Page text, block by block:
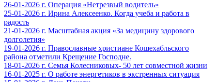
26-01-2026 г. Операция «Нетрезвый водитель»
25-01-2026 г. Ирина Алексеенко. Когда учеба и работа в
радость
21-01-2026 г. Масштабная акция «За медицину здорового
долголетия»
19-01-2026 г. Православные христиане Кошехабльского
района отметили Крещение Господне.
18-01-2026 г. Семья Колесниковых- 50 лет совместной жизни
16-01-2025 г. О работе энергетиков в экстренных ситуация